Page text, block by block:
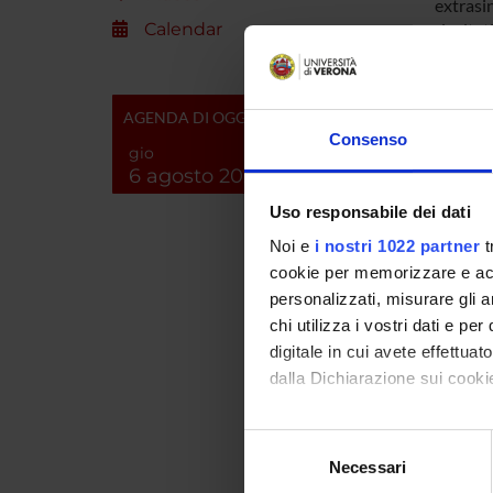
Consenso
Uso responsabile dei dati
Noi e i nostri 1022 partner
cookie per memorizzare e
personalizzati, misurare gli
chi utilizza i vostri dati e per
digitale in cui avete
dalla Dichiarazione sui
Con il tuo consenso,
raccogliere
Necessari
Calendar
AGENDA DI OGGI
gio
6 agosto 2026
Con
Gli
non-
del